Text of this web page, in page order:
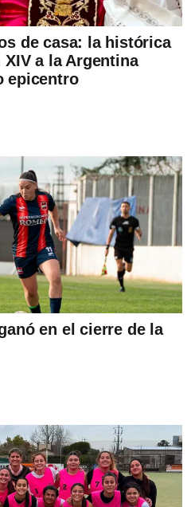
de casa: la histórica
a la Argentina
epicentro
en el cierre de la